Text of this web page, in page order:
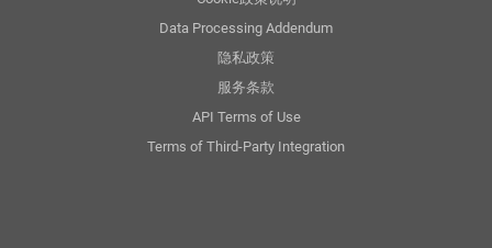
Data Processing Addendum
隐私政策
服务条款
API Terms of Use
Terms of Third-Party Integration